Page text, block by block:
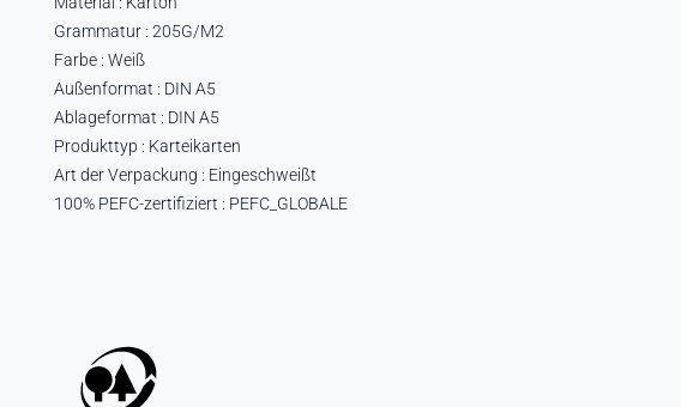
Grammatur : 205G/M2
Farbe : Weiß
Außenformat : DIN A5
Ablageformat : DIN A5
Produkttyp : Karteikarten
Art der Verpackung : Eingeschweißt
100% PEFC-zertifiziert : PEFC_GLOBALE